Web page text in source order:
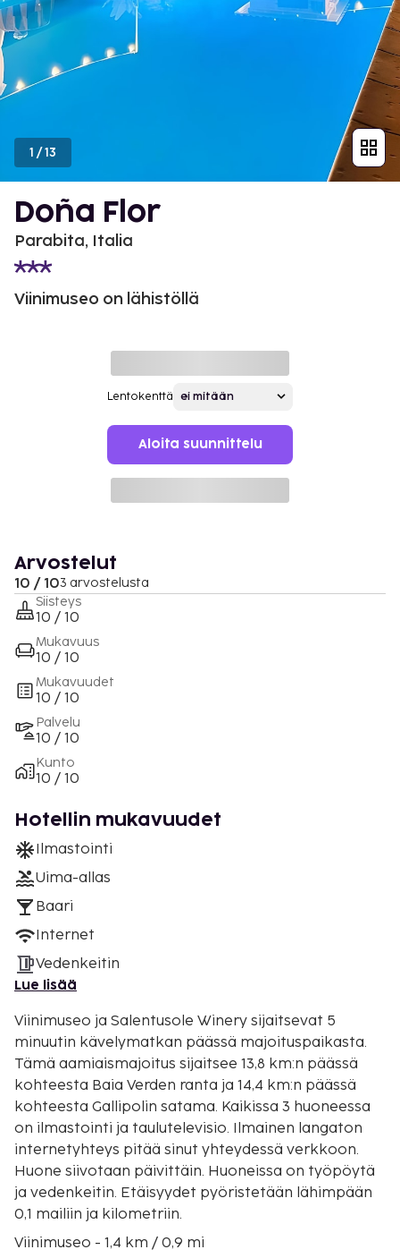
1 /13
Doña Flor
Parabita, Italia
Viinimuseo on lähistöllä
Lentokenttä
Aloita suunnittelu
Arvostelut
10 / 103 arvostelusta
Siisteys
10 / 10
Mukavuus
10 / 10
Mukavuudet
10 / 10
Palvelu
10 / 10
Kunto
10 / 10
Hotellin mukavuudet
Ilmastointi
Uima-allas
Baari
Internet
Vedenkeitin
Lue lisää
Viinimuseo ja Salentusole Winery sijaitsevat 5
minuutin kävelymatkan päässä majoituspaikasta.
Tämä aamiaismajoitus sijaitsee 13,8 km:n päässä
kohteesta Baia Verden ranta ja 14,4 km:n päässä
kohteesta Gallipolin satama. Kaikissa 3 huoneessa
on ilmastointi ja taulutelevisio. Ilmainen langaton
internetyhteys pitää sinut yhteydessä verkkoon.
Huone siivotaan päivittäin. Huoneissa on työpöytä
ja vedenkeitin. Etäisyydet pyöristetään lähimpään
0,1 mailiin ja kilometriin.
Viinimuseo - 1,4 km / 0,9 mi